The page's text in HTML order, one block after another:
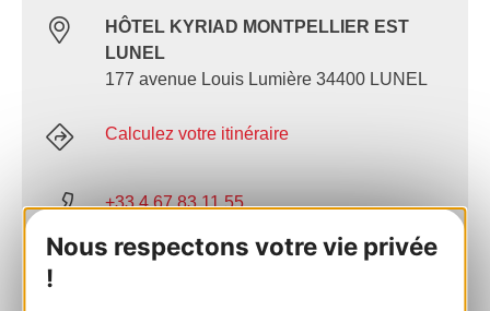
Nous respectons votre vie privée
!
HÔTEL KYRIAD MONTPELLIER EST
LUNEL
177 avenue Louis Lumière 34400 LUNEL
Calculez votre itinéraire
+33 4 67 83 11 55